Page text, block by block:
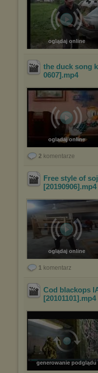
oglądaj online
the duck song
0607] .mp4
oglądaj online
2 komentarze
Free style of
[20190906] .mp4
oglądaj online
1 komentarz
Cod blackops
[20101101] .mp4
generowanie podglądu